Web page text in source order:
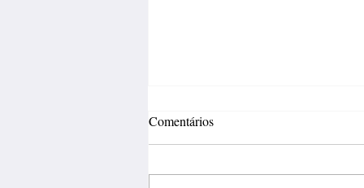
Comentários